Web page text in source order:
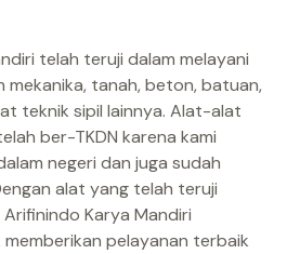
telah teruji dalam melayani
mekanika, tanah, beton, batuan,
teknik sipil lainnya. Alat-alat
ber-TKDN karena kami
negeri dan juga sudah
alat yang telah teruji
Karya Mandiri
pelayanan terbaik